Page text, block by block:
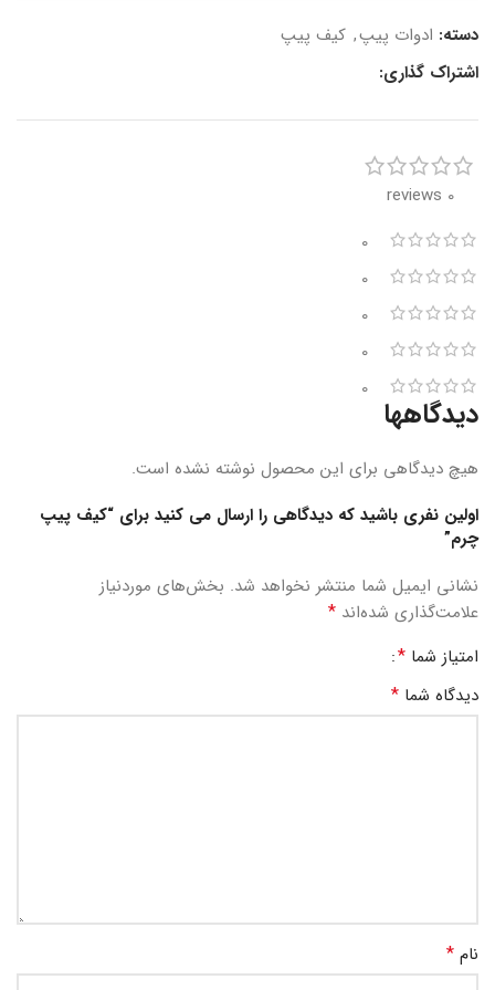
دسته: ادوات پیپ, کیف پیپ
اشتراک گذاری:
0 reviews
0
0
0
0
0
دیدگاهها
هیچ دیدگاهی برای این محصول نوشته نشده است.
اولین نفری باشید که دیدگاهی را ارسال می کنید برای “کیف پیپ
چرم”
نشانی ایمیل شما منتشر نخواهد شد. بخش‌های موردنیاز
علامت‌گذاری شده‌اند *
امتیاز شما *
دیدگاه شما *
نام *